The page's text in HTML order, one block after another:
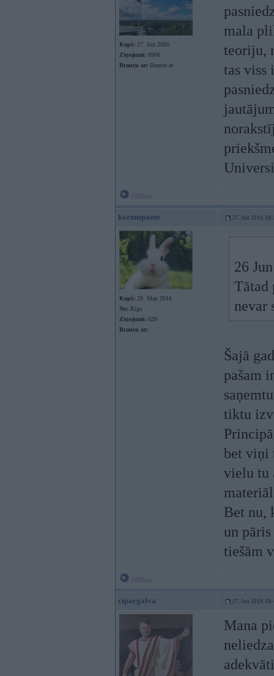
Kopš: 27. Jun 2005
Ziņojumi: 8906
Braucu ar: Braucu ar
mala
teoriju,
tas viss
korumpante 27. Jun 2019,
Kopš: 29. May 2016
No: Rīga
Ziņojumi: 629
Braucu ar:
26
Tātad
nevar
Šajā
pašam
tiktu
bet viņi
vielu tu
Bet nu,
un
tiešām
cipargalva 27. Jun 2019,
Mana